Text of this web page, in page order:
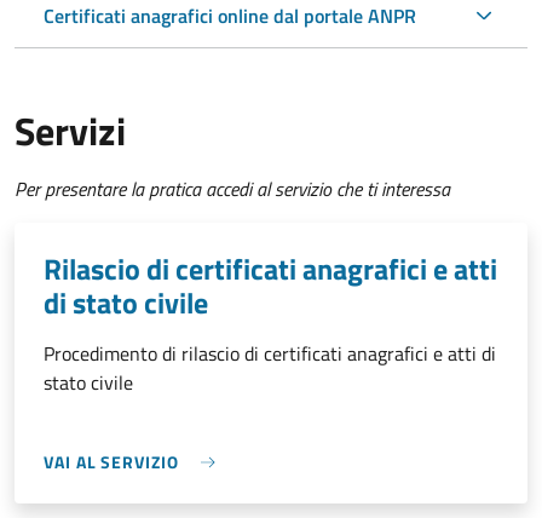
Certificati anagrafici online dal portale ANPR
Servizi
Per presentare la pratica accedi al servizio che ti interessa
Rilascio di certificati anagrafici e atti
di stato civile
Procedimento di rilascio di certificati anagrafici e atti di
stato civile
VAI AL SERVIZIO